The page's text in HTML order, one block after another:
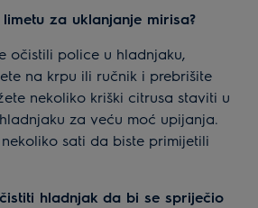
za uklanjanje mirisa?
očistili police u hladnjaku,
na krpu ili ručnik i prebrišite
nekoliko kriški citrusa staviti u
za veću moć upijanja.
sati da biste primijetili
hladnjak da bi se spriječio